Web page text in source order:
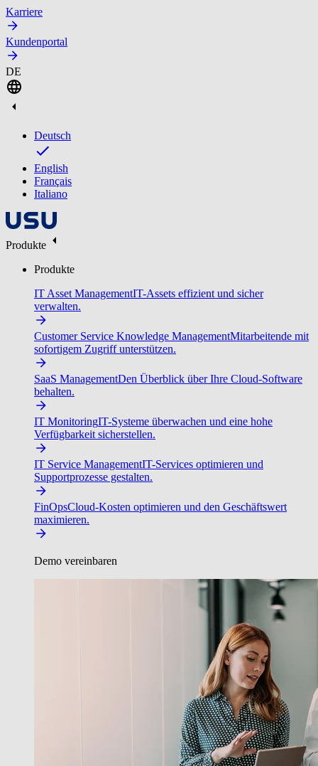
Karriere
Kundenportal
DE
Deutsch
English
Français
Italiano
Produkte
Produkte
IT Asset ManagementIT-Assets effizient und sicher
verwalten.
Customer Service Knowledge ManagementMitarbeitende mit
sofortigem Zugriff unterstützen.
SaaS ManagementDen Überblick über Ihre Cloud-Software
behalten.
IT MonitoringIT-Systeme überwachen und eine hohe
Verfügbarkeit sicherstellen.
IT Service ManagementIT-Services optimieren und
Supportprozesse gestalten.
FinOpsCloud-Kosten optimieren und den Geschäftswert
maximieren.
Demo vereinbaren